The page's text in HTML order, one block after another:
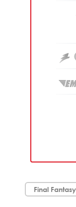
Final Fantasy